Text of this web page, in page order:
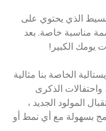
الذي يحتوي على
مناسبة خاصة. بعد
يومك الكبير!
الخاصة بنا مثالية
الذكرى
المولود الجديد ،
بسهولة مع أي نمط أو